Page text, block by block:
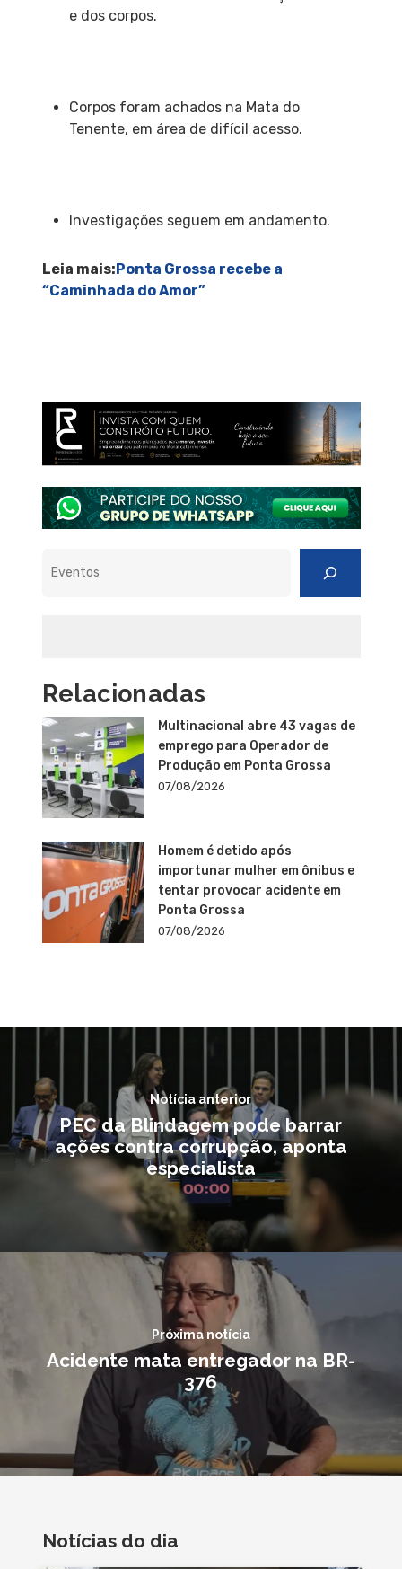
e dos corpos.
Corpos foram achados na Mata do
Tenente, em área de difícil acesso.
Investigações seguem em andamento.
Leia mais:Ponta Grossa recebe a
“Caminhada do Amor”
Relacionadas
Multinacional abre 43 vagas de
emprego para Operador de
Produção em Ponta Grossa
07/08/2026
Homem é detido após
importunar mulher em ônibus e
tentar provocar acidente em
Ponta Grossa
07/08/2026
Notícia anterior
PEC da Blindagem pode barrar
ações contra corrupção, aponta
especialista
Próxima notícia
Acidente mata entregador na BR-
376
Notícias do dia